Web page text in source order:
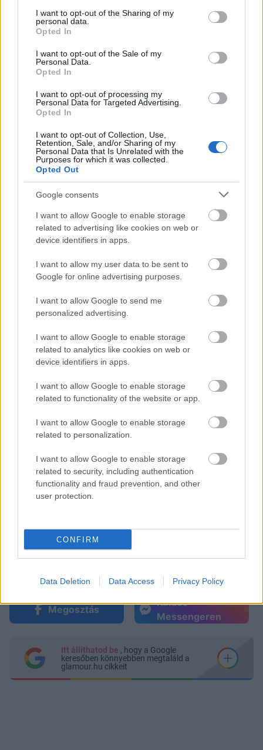
not limited to your visit or usage behaviour. You may click to
grant or deny consent to Google and its third-party tags to
use your data for below specified purposes in below Google
consent section.
I want to opt-out of the Sharing of my
personal data.
Opted In
I want to opt-out of the Sale of my
Personal Data.
Opted In
I want to opt-out of processing my
Personal Data for Targeted Advertising.
Opted In
I want to opt-out of Collection, Use,
Retention, Sale, and/or Sharing of my
Personal Data that Is Unrelated with the
Purposes for which it was collected.
Opted Out
Google consents
I want to allow Google to enable storage
related to advertising like cookies on web or
device identifiers in apps.
I want to allow my user data to be sent to
Google for online advertising purposes.
I want to allow Google to send me
personalized advertising.
I want to allow Google to enable storage
related to analytics like cookies on web or
device identifiers in apps.
I want to allow Google to enable storage
related to functionality of the website or app.
I want to allow Google to enable storage
related to personalization.
I want to allow Google to enable storage
related to security, including authentication
functionality and fraud prevention, and other
user protection.
CONFIRM
Data Deletion Data Access Privacy Policy
Kifejezetten az ülőmunkát végzőknek kedvező
hatású. A masszőr ugyanis két feltekert és meleg
vízbe mártott törölközőt speciális technikával,
határozott mozdulatokkal végiggörget a nyakon, a
vállakon és a háton, le egészen a keresztcsontig. A
hátfájás megszüntetésére hat eredményesen.
Ezt olvastad már? Szuper manikűrötletek Valentin-
napra
A különböző masszázsok mellett természetesen
számtalan egyéb kikapcsolódási lehetőség közül
választhatsz, legyen az edzés, fürdőzés, vízi
gimnasztika vagy egy szuper arc- és testkezelés.
További információkért látogass el a
www.danubiushotels.comoldalra!
Megosztás
Küldés
Messengeren
Itt állíthatod be , hogy a Google
keresőben könnyebben megtaláld a
glamour.hu cikkeit